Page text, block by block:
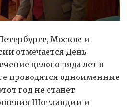
Москве и
отмечается День
целого ряда лет в
проводятся одноименные
год не станет
Шотландии и